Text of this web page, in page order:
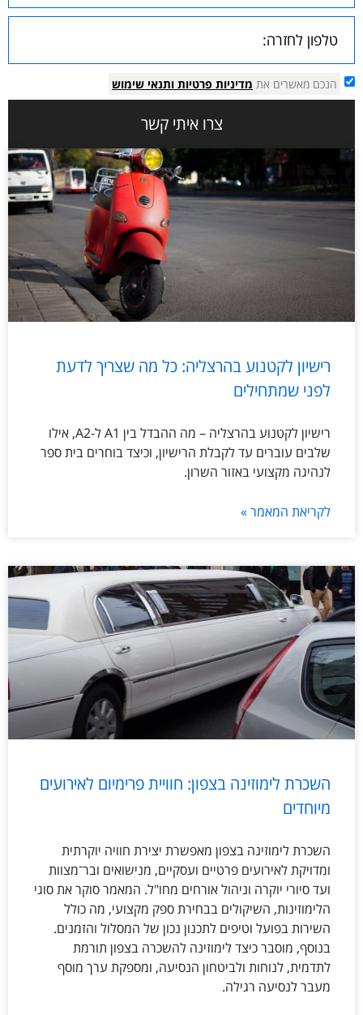
הנכם מאשרים את מדיניות פרטיות ותנאי שימוש
צרו איתי קשר
רישיון לקטנוע בהרצליה: כל מה שצריך לדעת
לפני שמתחילים
רישיון לקטנוע בהרצליה – מה ההבדל בין A1 ל-A2, אילו
שלבים עוברים עד לקבלת הרישיון, וכיצד בוחרים בית ספר
לנהיגה מקצועי באזור השרון.
לקריאת המאמר »
השכרת לימוזינה בצפון: חוויית פרימיום לאירועים
מיוחדים
השכרת לימוזינה בצפון מאפשרת יצירת חוויה יוקרתית
ומדויקת לאירועים פרטיים ועסקיים, מנישואים ובר־מצוות
ועד סיורי יוקרה וניהול אורחים מחו"ל. המאמר סוקר את סוגי
הלימוזינות, השיקולים בבחירת ספק מקצועי, מה כולל
השירות בפועל וטיפים לתכנון נכון של המסלול והזמנים.
בנוסף, מוסבר כיצד לימוזינה להשכרה בצפון תורמת
לתדמית, לנוחות ולביטחון הנסיעה, ומספקת ערך מוסף
מעבר לנסיעה רגילה.